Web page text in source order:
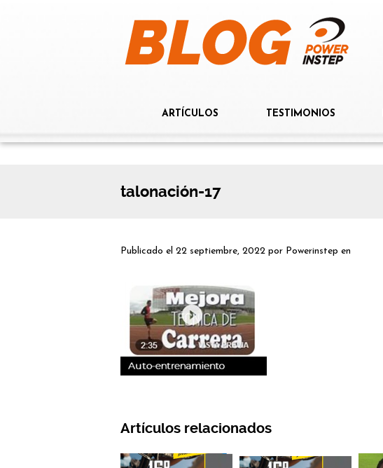
ARTÍCULOS TESTIMONIOS
talonación-17
Publicado el 22 septiembre, 2022 por Powerinstep en
Artículos relacionados